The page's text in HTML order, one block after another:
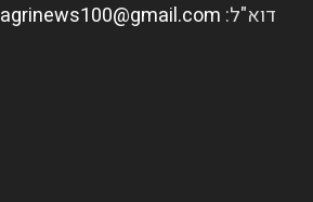
דוא"ל: agrinews100@gmail.com